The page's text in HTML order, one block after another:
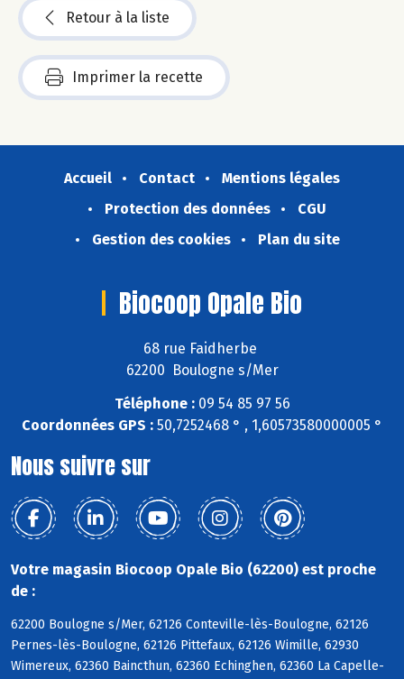
Retour à la liste
Imprimer la recette
Accueil Contact
Mentions légales
Protection des données
CGU
Gestion des cookies
Plan du site
Biocoop Opale Bio
68 rue Faidherbe
62200 Boulogne s/Mer
Téléphone :09 54 85 97 56
Coordonnées GPS : 50,7252468 ° , 1,60573580000005 °
Nous suivre sur
Votre magasin Biocoop Opale Bio (62200) est proche
de :
62200 Boulogne s/Mer, 62126 Conteville-lès-Boulogne, 62126
Pernes-lès-Boulogne, 62126 Pittefaux, 62126 Wimille, 62930
Wimereux, 62360 Baincthun, 62360 Echinghen, 62360 La Capelle-